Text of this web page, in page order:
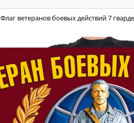
Флаг ветеранов боевых действий 7